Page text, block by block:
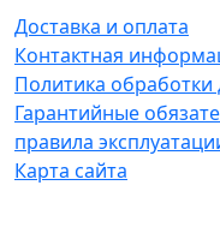
Доставка и оплата
Контактная
Политика обработки
Гарантийные
правила
Карта сайта